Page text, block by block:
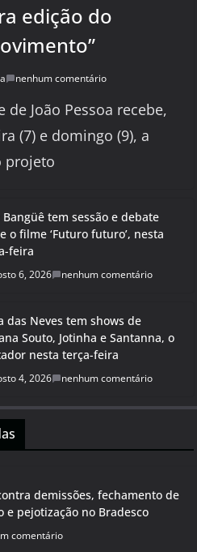
edição do
nenhum comentário
de João Pessoa recebe,
(7) e domingo (9), a
projeto
Bangüê tem sessão e debate
o filme ‘Futuro futuro’, nesta
feira
6, 2026 nenhum comentário
das Neves tem shows de
Souto, Jotinha e Santanna, o
nesta terça-feira
4, 2026 nenhum comentário
demissões, fechamento de
e pejotização no Bradesco
comentário